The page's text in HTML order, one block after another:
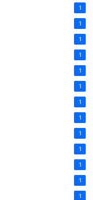
1
1
1
1
1
1
1
1
1
1
1
1
1